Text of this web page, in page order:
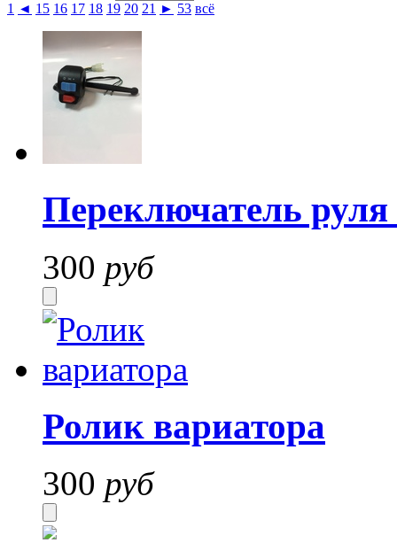
1 ◄ 15 16 17 18 19 20 21 ► 53 всё
Переключатель
300 руб
Ролик вариатора
300 руб